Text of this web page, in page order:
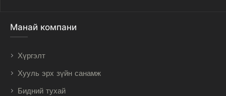
Манай компани
Хүргэлт
Хууль эрх зүйн санамж
Бидний тухай